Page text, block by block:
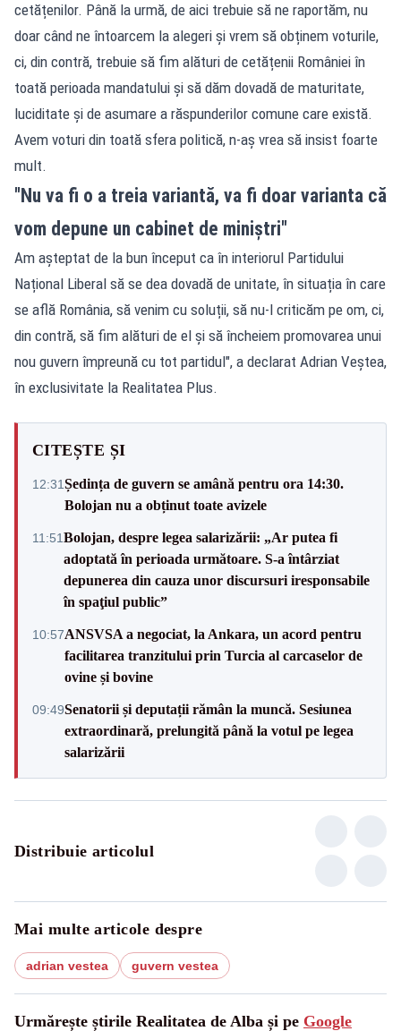
cetățenilor. Până la urmă, de aici trebuie să ne raportăm, nu
doar când ne întoarcem la alegeri și vrem să obținem voturile,
ci, din contră, trebuie să fim alături de cetățenii României în
toată perioada mandatului și să dăm dovadă de maturitate,
luciditate și de asumare a răspunderilor comune care există.
Avem voturi din toată sfera politică, n-aș vrea să insist foarte
mult.
"Nu va fi o a treia variantă, va fi doar varianta că
vom depune un cabinet de miniștri"
Am așteptat de la bun început ca în interiorul Partidului
Național Liberal să se dea dovadă de unitate, în situația în care
se află România, să venim cu soluții, să nu-l criticăm pe om, ci,
din contră, să fim alături de el și să încheiem promovarea unui
nou guvern împreună cu tot partidul", a declarat Adrian Veștea,
în exclusivitate la Realitatea Plus.
CITEȘTE ȘI
12:31Ședința de guvern se amână pentru ora 14:30.
Bolojan nu a obținut toate avizele
11:51Bolojan, despre legea salarizării: „Ar putea fi
adoptată în perioada următoare. S-a întârziat
depunerea din cauza unor discursuri iresponsabile
în spaţiul public”
10:57ANSVSA a negociat, la Ankara, un acord pentru
facilitarea tranzitului prin Turcia al carcaselor de
ovine și bovine
09:49Senatorii și deputații rămân la muncă. Sesiunea
extraordinară, prelungită până la votul pe legea
salarizării
Distribuie articolul
Mai multe articole despre
adrian vestea guvern vestea
Urmărește știrile Realitatea de Alba și pe Google